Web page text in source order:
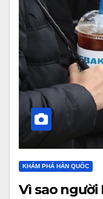
KHÁM PHÁ HÀN QUỐC
Vì sao